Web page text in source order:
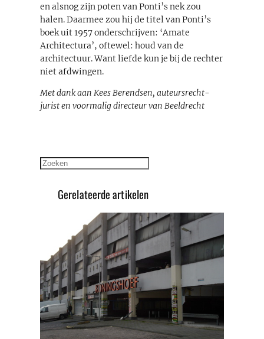
en alsnog zijn poten van Ponti’s nek zou
halen. Daarmee zou hij de titel van Ponti’s
boek uit 1957 onderschrijven: ‘Amate
Architectura’, oftewel: houd van de
architectuur. Want liefde kun je bij de rechter
niet afdwingen.
Met dank aan Kees Berendsen, auteursrecht-
jurist en voormalig directeur van Beeldrecht
Zoeken
Gerelateerde artikelen